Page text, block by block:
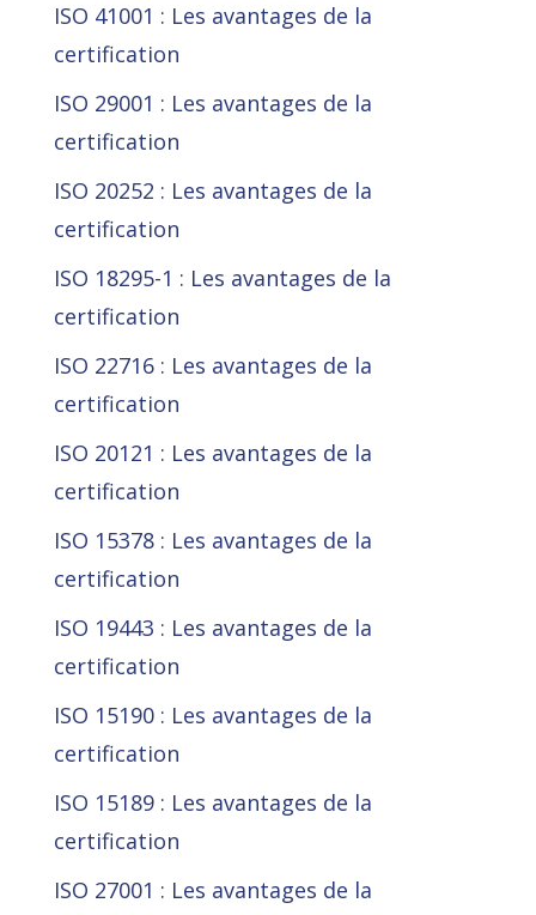
ISO 41001 : Les avantages de la
certification
ISO 29001 : Les avantages de la
certification
ISO 20252 : Les avantages de la
certification
ISO 18295-1 : Les avantages de la
certification
ISO 22716 : Les avantages de la
certification
ISO 20121 : Les avantages de la
certification
ISO 15378 : Les avantages de la
certification
ISO 19443 : Les avantages de la
certification
ISO 15190 : Les avantages de la
certification
ISO 15189 : Les avantages de la
certification
ISO 27001 : Les avantages de la